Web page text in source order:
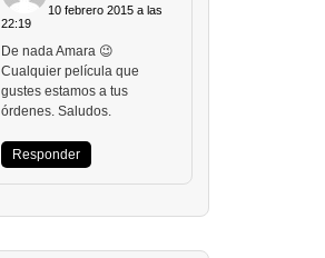
10 febrero 2015 a las
22:19
De nada Amara 😉
Cualquier película que
gustes estamos a tus
órdenes. Saludos.
Responder